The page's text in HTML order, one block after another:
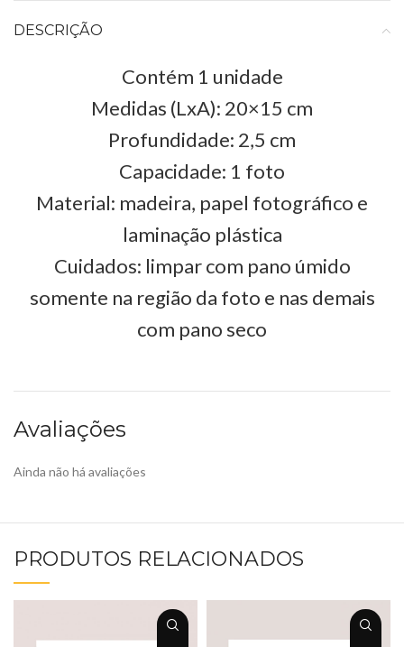
DESCRIÇÃO
Contém 1 unidade
Medidas (LxA): 20×15 cm
Profundidade: 2,5 cm
Capacidade: 1 foto
Material: madeira, papel fotográfico e
laminação plástica
Cuidados: limpar com pano úmido
somente na região da foto e nas demais
com pano seco
Avaliações
Ainda não há avaliações
PRODUTOS RELACIONADOS